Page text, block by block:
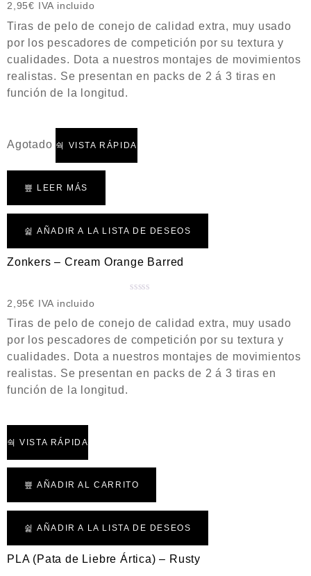
l
o
r
a
o
n
2,95€ IVA incluido
Tiras de pelo de conejo de calidad extra, muy usado
por los pescadores de competición por su textura y
cualidades. Dota a nuestros montajes de movimientos
realistas. Se presentan en packs de 2 á 3 tiras en
función de la longitud.
Agotado VISTA RÁPIDA
LEER MÁS
AÑADIR A LA LISTA DE DESEOS
Zonkers – Cream Orange Barred
l
o
r
a
d
e
2,95€ IVA incluido
Tiras de pelo de conejo de calidad extra, muy usado
por los pescadores de competición por su textura y
cualidades. Dota a nuestros montajes de movimientos
realistas. Se presentan en packs de 2 á 3 tiras en
función de la longitud.
VISTA RÁPIDA
AÑADIR AL CARRITO
AÑADIR A LA LISTA DE DESEOS
PLA (Pata de Liebre Ártica) – Rusty